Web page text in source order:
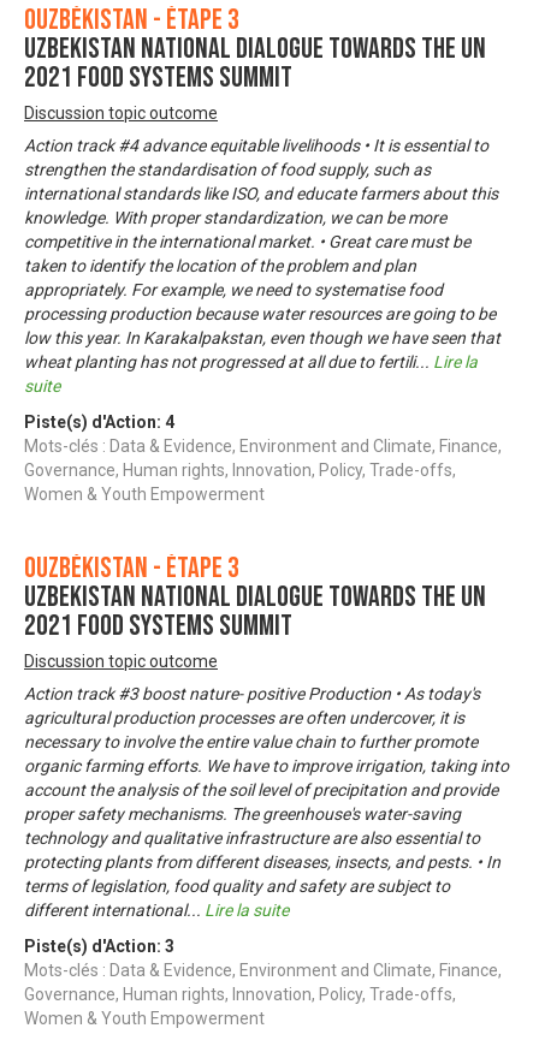
Ouzbékistan - Étape 3
UZBEKISTAN NATIONAL DIALOGUE TOWARDS THE UN
2021 FOOD SYSTEMS SUMMIT
Discussion topic outcome
Action track #4 advance equitable livelihoods • It is essential to
strengthen the standardisation of food supply, such as
international standards like ISO, and educate farmers about this
knowledge. With proper standardization, we can be more
competitive in the international market. • Great care must be
taken to identify the location of the problem and plan
appropriately. For example, we need to systematise food
processing production because water resources are going to be
low this year. In Karakalpakstan, even though we have seen that
wheat planting has not progressed at all due to fertili... Lire la
suite
Piste(s) d'Action: 4
Mots-clés : Data & Evidence, Environment and Climate, Finance,
Governance, Human rights, Innovation, Policy, Trade-offs,
Women & Youth Empowerment
Ouzbékistan - Étape 3
UZBEKISTAN NATIONAL DIALOGUE TOWARDS THE UN
2021 FOOD SYSTEMS SUMMIT
Discussion topic outcome
Action track #3 boost nature- positive Production • As today's
agricultural production processes are often undercover, it is
necessary to involve the entire value chain to further promote
organic farming efforts. We have to improve irrigation, taking into
account the analysis of the soil level of precipitation and provide
proper safety mechanisms. The greenhouse's water-saving
technology and qualitative infrastructure are also essential to
protecting plants from different diseases, insects, and pests. • In
terms of legislation, food quality and safety are subject to
different international... Lire la suite
Piste(s) d'Action: 3
Mots-clés : Data & Evidence, Environment and Climate, Finance,
Governance, Human rights, Innovation, Policy, Trade-offs,
Women & Youth Empowerment